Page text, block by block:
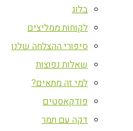
בלוג
לקוחות ממליצים
סיפורי ההצלחה שלנו
שאלות נפוצות
למי זה מתאים?
פודקאסטים
דקה עם תמר